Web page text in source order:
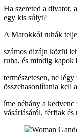
Ha szereted a divatot,
egy kis súlyt?
A Marokkói ruhák
számos dizájn közül
ruha, és mindig kapok
természetesen, ne
összehasonlítania kell
íme néhány a
vásárlásáról, férfiak és